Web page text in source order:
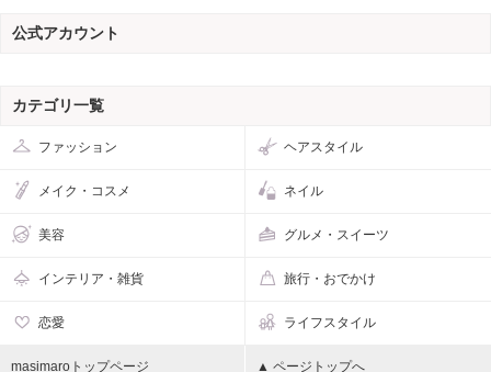
公式アカウント
カテゴリ一覧
ファッション ヘアスタイル
メイク・コスメ ネイル
美容 グルメ・スイーツ
インテリア・雑貨 旅行・おでかけ
恋愛 ライフスタイル
masimaroトップページ ▲ ページトップへ